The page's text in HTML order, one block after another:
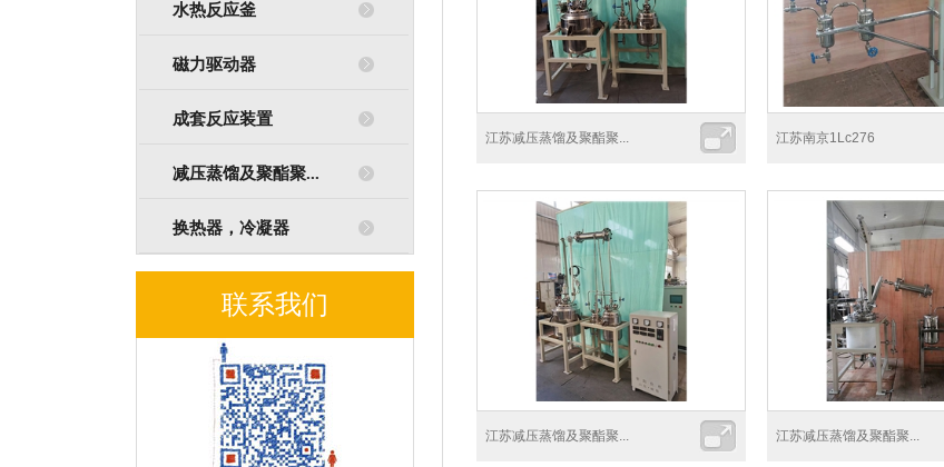
水热反应釜
磁力驱动器
成套反应装置
减压蒸馏及聚酯聚...
换热器，冷凝器
联系我们
江苏减压蒸馏及聚酯聚... 江苏南京1Lc276
江苏减压蒸馏及聚酯聚... 江苏减压蒸馏及聚酯聚...